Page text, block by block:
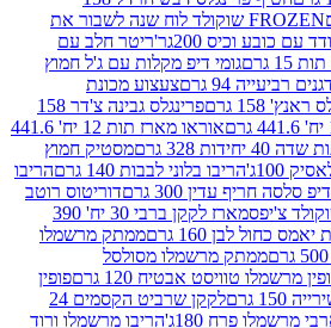
FROZEN שוקולד לוח שנה לשבור את
כובע וכיס 200גר'
ריטר חלב עם
גרם
גומי דיפ מקלות עם ג'ל חמוץ
רביעייה 94 גרם
צעצוע מכונת
158 גרם
פרינגלס גבינה צ'דר 158
אוראו מארז תות 12 יח' 441.6
328 גרם
מסטיק חמוץ
100ג' הריבו בלוני לבבות 140 גרם
הריבו
סלסה חריף עדין 300 גרם
דוריטוס רוטב
צ'יפס
מארז לקקן ברבי 30 יח' 390
כחול לבן 160 גרם
ממתק מרשמלו
ממתק מרשמלו מסולסל
מרשמלו טוויסט אבטיח 120 גרם
פופין
גרם
לקקן שרביט הקסמים 24
מרשמלו פרח 180ג'
הריבו מרשמלו ורוד